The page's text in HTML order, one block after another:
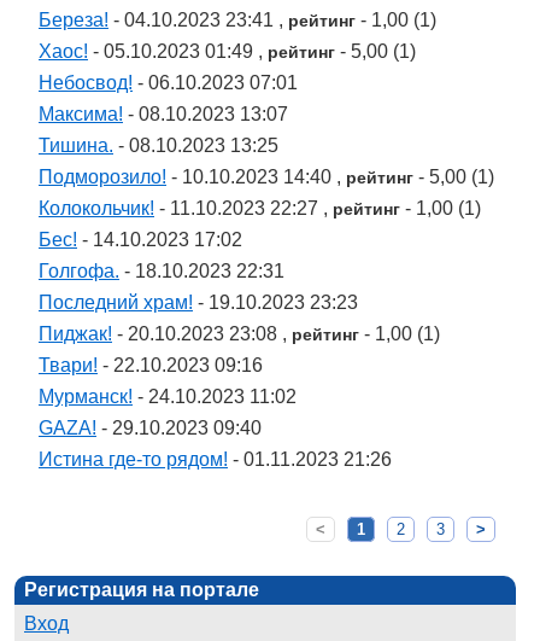
Береза! - 04.10.2023 23:41 , рейтинг - 1,00 (1)
Хаос! - 05.10.2023 01:49 , рейтинг - 5,00 (1)
Небосвод! - 06.10.2023 07:01
Максима! - 08.10.2023 13:07
Тишина. - 08.10.2023 13:25
Подморозило! - 10.10.2023 14:40 , рейтинг - 5,00 (1)
Колокольчик! - 11.10.2023 22:27 , рейтинг - 1,00 (1)
Бес! - 14.10.2023 17:02
Голгофа. - 18.10.2023 22:31
Последний храм! - 19.10.2023 23:23
Пиджак! - 20.10.2023 23:08 , рейтинг - 1,00 (1)
Твари! - 22.10.2023 09:16
Мурманск! - 24.10.2023 11:02
GAZA! - 29.10.2023 09:40
Истина где-то рядом! - 01.11.2023 21:26
< 1 2 3 >
Регистрация на портале
Вход